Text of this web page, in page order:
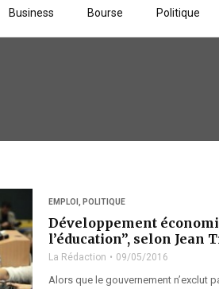
Business Bourse Politique
EMPLOI POLITIQUE
Développement
l’éducation”, selon Jean
La Rédaction 09/05/2016
Alors que le gouvernement n’exclut